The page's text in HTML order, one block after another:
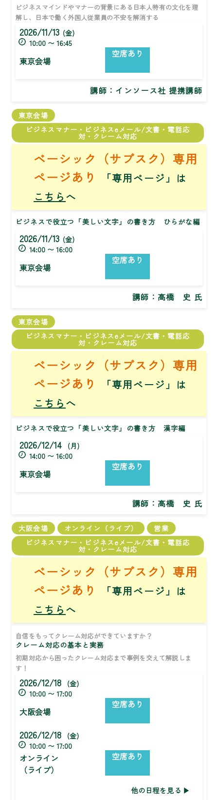
ビジネスマインドやマナーの背景にある日本人特有の文化を理
解し、日本で働く外国人従業員の不安を解消する
2026/11/13 (金)
10:00 〜 16:45
東京会場
空席あり
講師：インソース社 提携講師
東京会場
ビジネスマナー・ビジネスeメール/文書・電話応
対・クレーム対応
ベーシック（サブスク）専用
ページあり
「専用ページ」は
こちら へ
ビジネスで役立つ「美しい文字」の書き方 ひらがな編
2026/11/13 (金)
14:00 〜 16:00
東京会場
空席あり
講師： 高橋 史 氏
東京会場
ビジネスマナー・ビジネスeメール/文書・電話応
対・クレーム対応
ベーシック（サブスク）専用
ページあり
「専用ページ」は
こちら へ
ビジネスで役立つ「美しい文字」の書き方 漢字編
2026/12/14
(月)
14:00 〜 16:00
東京会場
空席あり
講師： 高橋 史 氏
大阪会場 オンライン（ライブ）
営業
ビジネスマナー・ビジネスeメール/文書・電話応
対・クレーム対応
ベーシック（サブスク）専用
ページあり
「専用ページ」は
こちら へ
自信をもってクレーム対応ができていますか？
クレーム対応の基本と実務
初期対応から困ったクレーム対応まで事例を交えて解説しま
す！
2026/12/18
(金)
10:00 〜 17:00
大阪会場
空席あり
2026/12/18
(金)
10:00 〜 17:00
オンライン
（ライブ）
空席あり
他の日程を見る